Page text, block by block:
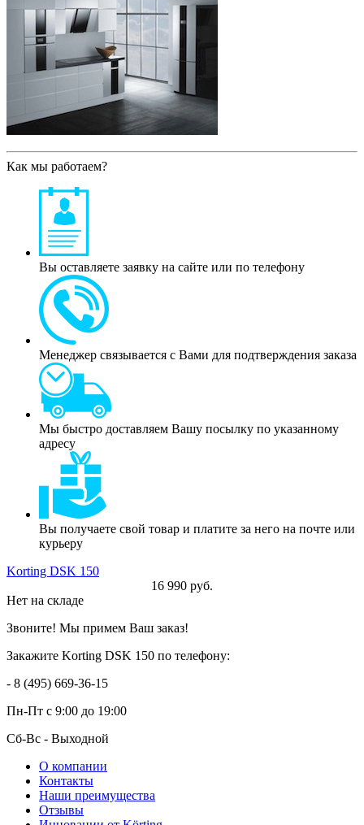
Как мы работаем?
Вы оставляете заявку на сайте или по телефону
Менеджер связывается с Вами для подтверждения заказа
Мы быстро доставляем Вашу посылку по указанному
адресу
Вы получаете свой товар и платите за него на почте или
курьеру
Korting DSK 150
16 990 руб.
Нет на складе
Звоните! Мы примем Ваш заказ!
Закажите Korting DSK 150 по телефону:
- 8 (495) 669-36-15
Пн-Пт с 9:00 до 19:00
Сб-Вс - Выходной
О компании
Контакты
Наши преимущества
Отзывы